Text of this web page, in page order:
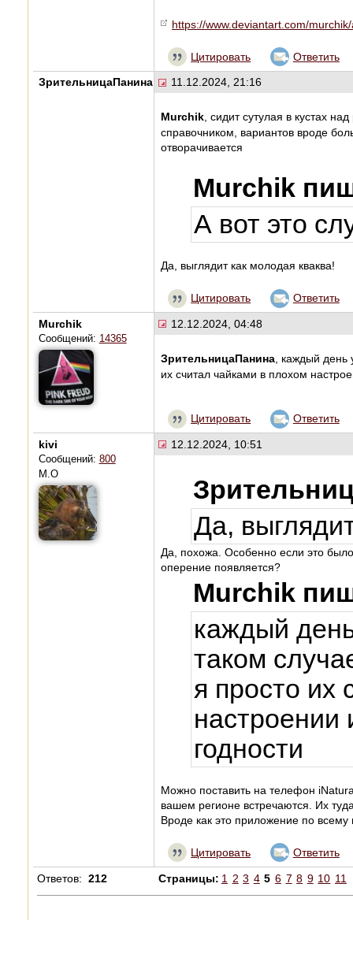
https://www.deviantart.com/
Цитировать Ответить
ЗрительницаПанина 11.12.2024, 21:16
Murchik, сидит сутулая в кустах
справочником, вариантов вроде
отворачивается
Murchik
А вот это
Да, выглядит как молодая кваква!
Цитировать Ответить
Murchik
Сообщений: 14365
12.12.2024, 04:48
ЗрительницаПанина, каждый день
их считал чайками в плохом
Цитировать Ответить
kivi
Сообщений: 800
М.О
12.12.2024, 10:51
Да,
Да, похожа. Особенно если это
оперение появляется?
Murchik
каждый
таком
я просто их
годности
Можно поставить на телефон
вашем регионе встречаются. Их
Вроде как это приложение по всему
Цитировать Ответить
Ответов:212 Страницы: 1 2 3 4 5 6 7 8 9 10 11